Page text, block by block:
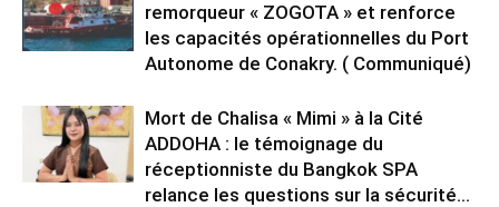
remorqueur « ZOGOTA » et renforce
les capacités opérationnelles du Port
Autonome de Conakry. ( Communiqué)
Mort de Chalisa « Mimi » à la Cité
ADDOHA : le témoignage du
réceptionniste du Bangkok SPA
relance les questions sur la sécurité...